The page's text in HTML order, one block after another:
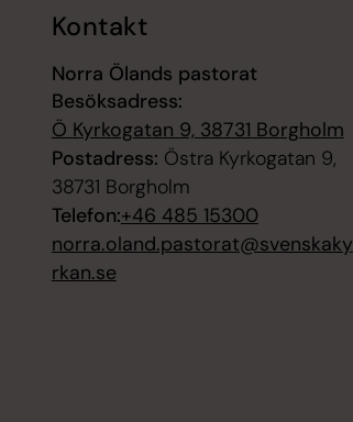
Kontakt
Norra Ölands pastorat
Besöksadress:
Ö Kyrkogatan 9, 38731 Borgholm
Postadress: Östra Kyrkogatan 9,
38731 Borgholm
Telefon:+46 485 15300
norra.oland.pastorat@svenskaky
rkan.se